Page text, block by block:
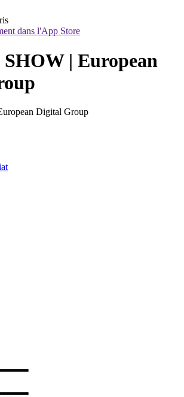
dans l'App Store
| European
Digital Group